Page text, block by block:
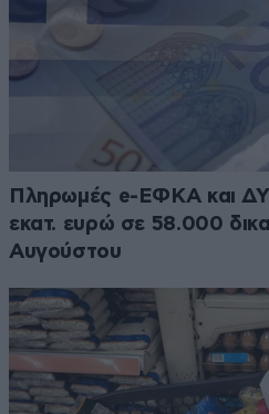
Πληρωμές e-ΕΦΚΑ και
εκατ. ευρώ σε 58.000
Αυγούστου